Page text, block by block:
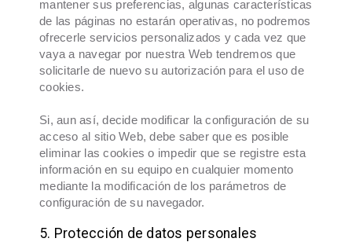
mantener sus preferencias, algunas características
de las páginas no estarán operativas, no podremos
ofrecerle servicios personalizados y cada vez que
vaya a navegar por nuestra Web tendremos que
solicitarle de nuevo su autorización para el uso de
cookies.
Si, aun así, decide modificar la configuración de su
acceso al sitio Web, debe saber que es posible
eliminar las cookies o impedir que se registre esta
información en su equipo en cualquier momento
mediante la modificación de los parámetros de
configuración de su navegador.
5. Protección de datos personales